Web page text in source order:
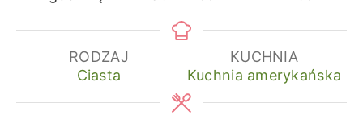
RODZAJ
Ciasta
KUCHNIA
Kuchnia amerykańska